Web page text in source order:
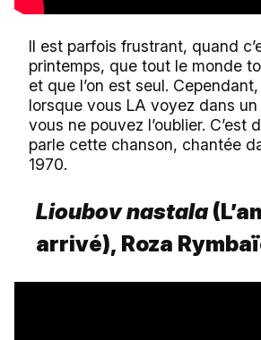
Il est parfois frustrant, quand
printemps, que tout le monde
et que l’on est seul.
lorsque vous LA voyez dans
vous ne pouvez l’oublier. C’est
parle cette chanson, chantée
1970.
Lioubov nastala
arrivé), Roza